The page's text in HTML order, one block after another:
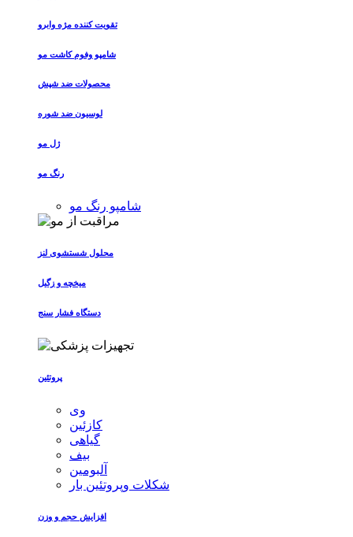
تقویت کننده مژه وابرو
شامپو وفوم کاشت مو
محصولات ضد شپش
لوسیون ضد شوره
ژل مو
رنگ مو
شامپو رنگ مو
محلول شستشوی لنز
میخچه و زگیل
دستگاه فشار سنج
پروتئین
وی
کازئین
گیاهی
بیف
آلبومین
شکلات وپروتئین بار
افزایش حجم و وزن